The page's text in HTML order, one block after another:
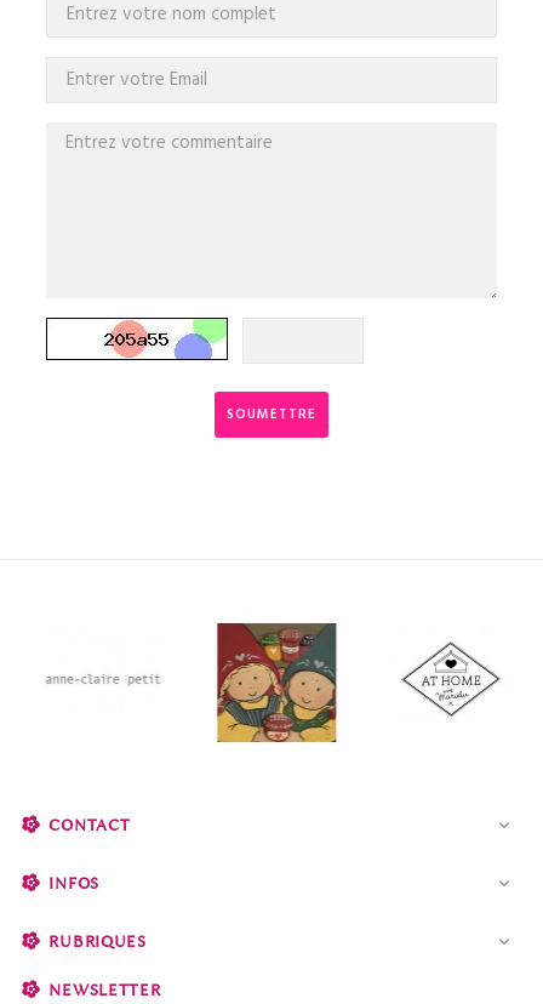
SOUMETTRE
CONTACT 
INFOS 
RUBRIQUES 
NEWSLETTER